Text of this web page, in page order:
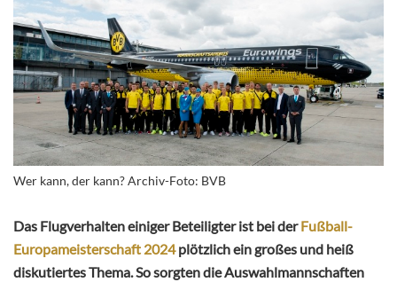
Wer kann, der kann? Archiv-Foto: BVB
Das Flugverhalten einiger Beteiligter ist bei derFußball-
Europameisterschaft 2024plötzlich ein großes und heiß
diskutiertes Thema. So sorgten die Auswahlmannschaften